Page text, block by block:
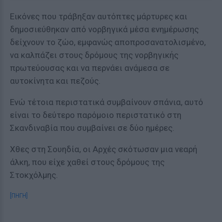
Εικόνες που τράβηξαν αυτόπτες μάρτυρες και
δημοσιεύθηκαν από νορβηγικά μέσα ενημέρωσης
δείχνουν το ζώο, εμφανώς αποπροσανατολισμένο,
να καλπάζει στους δρόμους της νορβηγικής
πρωτεύουσας και να περνάει ανάμεσα σε
αυτοκίνητα και πεζούς.
Ενώ τέτοια περιστατικά συμβαίνουν σπάνια, αυτό
είναι το δεύτερο παρόμοιο περιστατικό στη
Σκανδιναβία που συμβαίνει σε δύο ημέρες.
Χθες στη Σουηδία, οι Αρχές σκότωσαν μια νεαρή
άλκη, που είχε χαθεί στους δρόμους της
Στοκχόλμης.
[ΠΗΓΗ]